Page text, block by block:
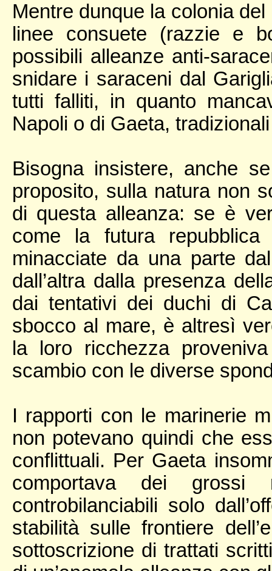
Mentre dunque la colonia
linee consuete (razzie e
possibili alleanze anti-
snidare i saraceni dal
tutti falliti, in quanto
Napoli o di Gaeta,
Bisogna insistere, anche
proposito, sulla natura non
di questa alleanza: se è
come la futura
minacciate da una parte
dall’altra dalla presenza
dai tentativi dei duchi di
sbocco al mare, è altresì
la loro ricchezza
scambio con le diverse
I rapporti con le marinerie
non potevano quindi che
conflittuali. Per Gaeta
comportava dei
controbilanciabili solo
stabilità sulle frontiere
sottoscrizione di trattati